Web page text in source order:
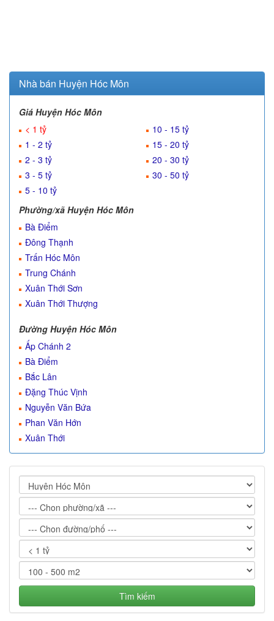
Nhà bán Huyện Hóc Môn
Giá Huyện Hóc Môn
< 1 tỷ
1 - 2 tỷ
2 - 3 tỷ
3 - 5 tỷ
5 - 10 tỷ
10 - 15 tỷ
15 - 20 tỷ
20 - 30 tỷ
30 - 50 tỷ
Phường/xã Huyện Hóc Môn
Bà Điểm
Đông Thạnh
Trấn Hóc Môn
Trung Chánh
Xuân Thới Sơn
Xuân Thới Thượng
Đường Huyện Hóc Môn
Ấp Chánh 2
Bà Điểm
Bắc Lân
Đặng Thúc Vịnh
Nguyễn Văn Bứa
Phan Văn Hớn
Xuân Thới
Tìm kiếm